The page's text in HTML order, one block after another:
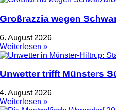
Großrazzia wegen
6. August 2026
Weiterlesen »
Unwetter trifft Münsters
4. August 2026
Weiterlesen »